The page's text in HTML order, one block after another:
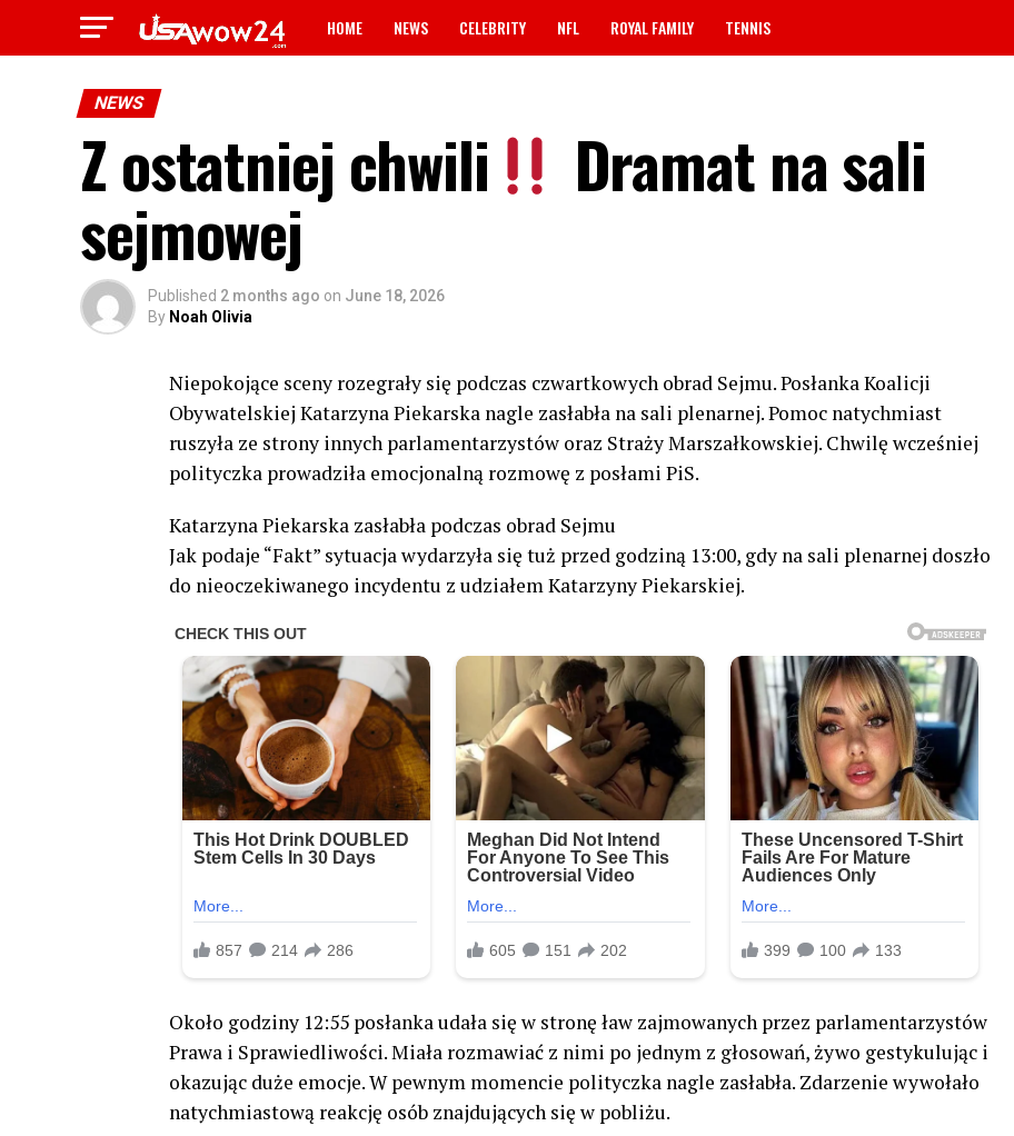
HOME NEWS CELEBRITY NFL ROYAL FAMILY TENNIS
NEWS
Z ostatniej chwili Dramat na sali
sejmowej
Published 2 months ago on June 18, 2026
By Noah Olivia
Niepokojące sceny rozegrały się podczas czwartkowych obrad Sejmu. Posłanka Koalicji
Obywatelskiej Katarzyna Piekarska nagle zasłabła na sali plenarnej. Pomoc natychmiast
ruszyła ze strony innych parlamentarzystów oraz Straży Marszałkowskiej. Chwilę wcześniej
polityczka prowadziła emocjonalną rozmowę z posłami PiS.
Katarzyna Piekarska zasłabła podczas obrad Sejmu
Jak podaje “Fakt” sytuacja wydarzyła się tuż przed godziną 13:00, gdy na sali plenarnej doszło
do nieoczekiwanego incydentu z udziałem Katarzyny Piekarskiej.
Około godziny 12:55 posłanka udała się w stronę ław zajmowanych przez parlamentarzystów
Prawa i Sprawiedliwości. Miała rozmawiać z nimi po jednym z głosowań, żywo gestykulując i
okazując duże emocje. W pewnym momencie polityczka nagle zasłabła. Zdarzenie wywołało
natychmiastową reakcję osób znajdujących się w pobliżu.